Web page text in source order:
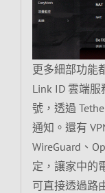
更多細部功能
Link ID 雲端
號，透過
通知。還有
WireGuard、
定，讓家中的
可直接透過路